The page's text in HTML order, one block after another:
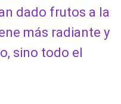
dado frutos a la
más radiante y
sino todo el